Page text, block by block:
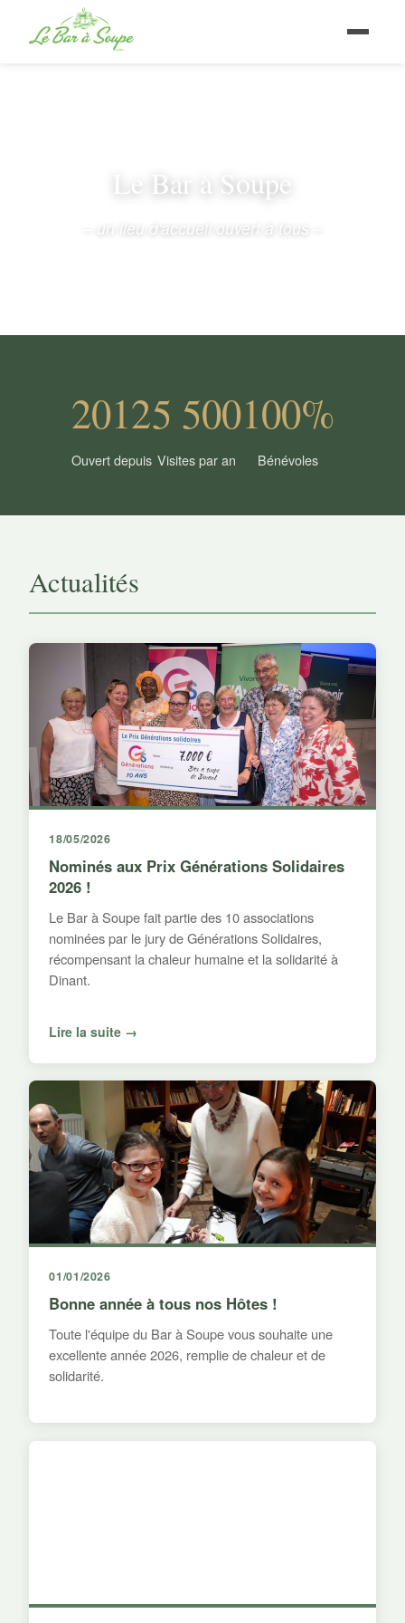
Le Bar à Soupe
– un lieu d'accueil ouvert à tous –
2012
Ouvert depuis
5 500
Visites par an
100%
Bénévoles
Actualités
18/05/2026
Nominés aux Prix Générations Solidaires
2026 !
Le Bar à Soupe fait partie des 10 associations
nominées par le jury de Générations Solidaires,
récompensant la chaleur humaine et la solidarité à
Dinant.
Lire la suite →
01/01/2026
Bonne année à tous nos Hôtes !
Toute l'équipe du Bar à Soupe vous souhaite une
excellente année 2026, remplie de chaleur et de
solidarité.